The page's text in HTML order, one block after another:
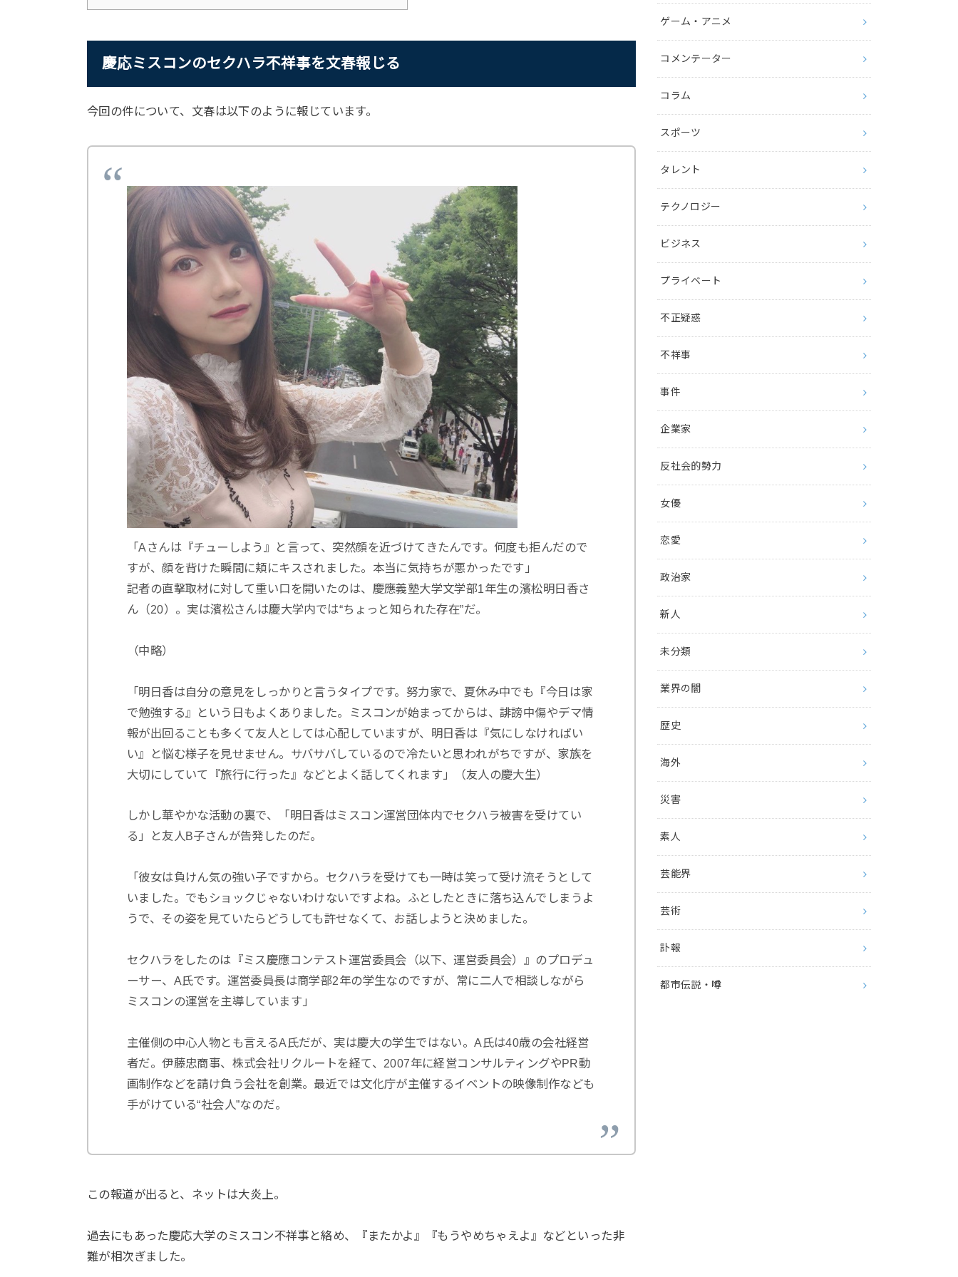
慶応ミスコンのセクハラ不祥事を文春報じる
今回の件について、文春は以下のように報じています。
「Aさんは『チューしよう』と言って、突然顔を近づけてきたんです。何度も拒んだので
すが、顔を背けた瞬間に頬にキスされました。本当に気持ちが悪かったです」
記者の直撃取材に対して重い口を開いたのは、慶應義塾大学文学部1年生の濱松明日香さ
ん（20）。実は濱松さんは慶大学内では“ちょっと知られた存在”だ。
（中略）
「明日香は自分の意見をしっかりと言うタイプです。努力家で、夏休み中でも『今日は家
で勉強する』という日もよくありました。ミスコンが始まってからは、誹謗中傷やデマ情
報が出回ることも多くて友人としては心配していますが、明日香は『気にしなければい
い』と悩む様子を見せません。サバサバしているので冷たいと思われがちですが、家族を
大切にしていて『旅行に行った』などとよく話してくれます」（友人の慶大生）
しかし華やかな活動の裏で、「明日香はミスコン運営団体内でセクハラ被害を受けてい
る」と友人B子さんが告発したのだ。
「彼女は負けん気の強い子ですから。セクハラを受けても一時は笑って受け流そうとして
いました。でもショックじゃないわけないですよね。ふとしたときに落ち込んでしまうよ
うで、その姿を見ていたらどうしても許せなくて、お話しようと決めました。
セクハラをしたのは『ミス慶應コンテスト運営委員会（以下、運営委員会）』のプロデュ
ーサー、A氏です。運営委員長は商学部2年の学生なのですが、常に二人で相談しながら
ミスコンの運営を主導しています」
主催側の中心人物とも言えるA氏だが、実は慶大の学生ではない。A氏は40歳の会社経営
者だ。伊藤忠商事、株式会社リクルートを経て、2007年に経営コンサルティングやPR動
画制作などを請け負う会社を創業。最近では文化庁が主催するイベントの映像制作なども
手がけている“社会人”なのだ。
この報道が出ると、ネットは大炎上。
過去にもあった慶応大学のミスコン不祥事と絡め、『またかよ』『もうやめちゃえよ』などといった非
難が相次ぎました。
ゲーム・アニメ
コメンテーター
コラム
スポーツ
タレント
テクノロジー
ビジネス
プライベート
不正疑惑
不祥事
事件
企業家
反社会的勢力
女優
恋愛
政治家
新人
未分類
業界の闇
歴史
海外
災害
素人
芸能界
芸術
訃報
都市伝説・噂